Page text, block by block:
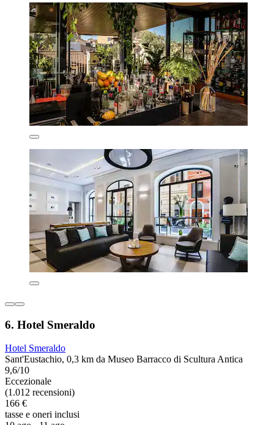
6. Hotel Smeraldo
Hotel Smeraldo
Sant'Eustachio, 0,3 km da Museo Barracco di Scultura Antica
9,6/10
Eccezionale
(1.012 recensioni)
166 €
tasse e oneri inclusi